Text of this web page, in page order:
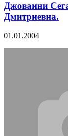
Джованни
Дмитриевна.
01.01.2004